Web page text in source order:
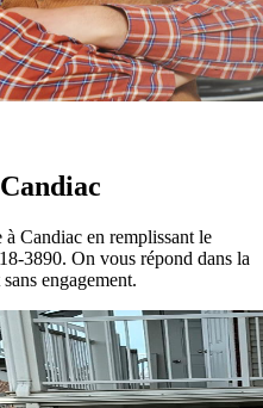
Candiac en remplissant le
3890. On vous répond dans la
engagement.